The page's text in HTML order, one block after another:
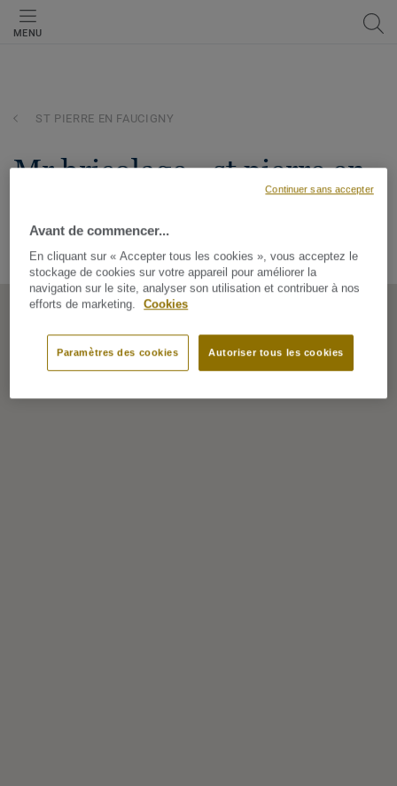
MENU
ST PIERRE EN FAUCIGNY
mr bricolage - st pierre en
RN 203 - ZI DES JOURDIES, 74800, ST PIERRE EN FAUCIGNY,
Auvergne-Rhône-Alpes, France
Avant de commencer...
En cliquant sur « Accepter tous les cookies », vous acceptez le
stockage de cookies sur votre appareil pour améliorer la
navigation sur le site, analyser son utilisation et contribuer à nos
efforts de marketing.
Cookies
Paramètres des cookies Autoriser tous les cookies
Continuer sans accepter